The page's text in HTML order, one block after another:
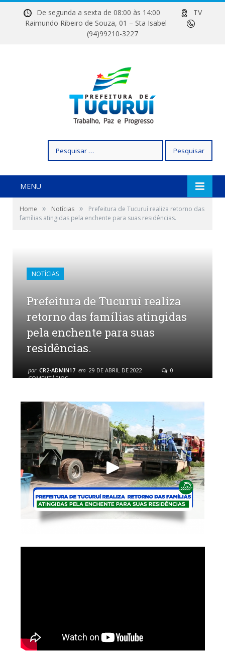
De segunda a sexta de 08:00 às 14:00
TV
Raimundo Ribeiro de Souza, 01 – Sta Isabel
(94)99210-3227
por:
MENU
Home » Notícias »
Prefeitura de Tucuruí realiza retorno das
famílias atingidas pela enchente para suas residências.
NOTÍCIAS
Prefeitura de Tucuruí realiza
retorno das famílias atingidas
pela enchente para suas
residências.
por CR2-ADMIN17 em 29 DE ABRIL DE 2022
0
COMENTÁRIOS